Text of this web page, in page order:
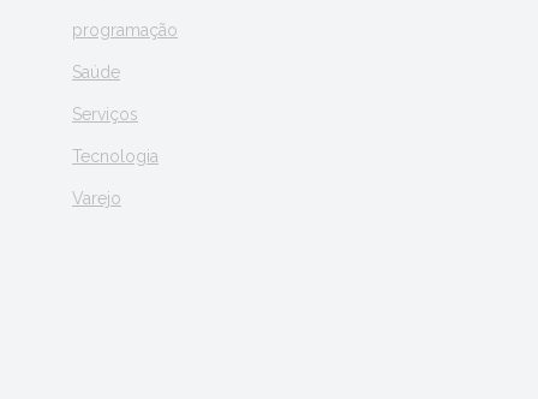
programação
Saúde
Serviços
Tecnologia
Varejo